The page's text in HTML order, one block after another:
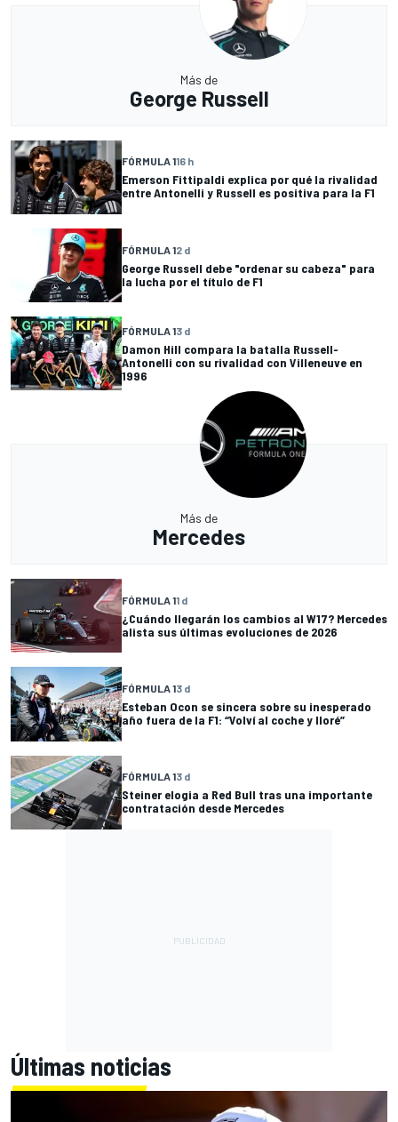
Más de
George Russell
FÓRMULA 116 h
Emerson Fittipaldi explica por qué la rivalidad
entre Antonelli y Russell es positiva para la F1
FÓRMULA 12 d
George Russell debe "ordenar su cabeza" para
la lucha por el título de F1
FÓRMULA 13 d
Damon Hill compara la batalla Russell-
Antonelli con su rivalidad con Villeneuve en
1996
Más de
Mercedes
FÓRMULA 11 d
¿Cuándo llegarán los cambios al W17? Mercedes
alista sus últimas evoluciones de 2026
FÓRMULA 13 d
Esteban Ocon se sincera sobre su inesperado
año fuera de la F1: “Volví al coche y lloré”
FÓRMULA 13 d
Steiner elogia a Red Bull tras una importante
contratación desde Mercedes
Últimas noticias